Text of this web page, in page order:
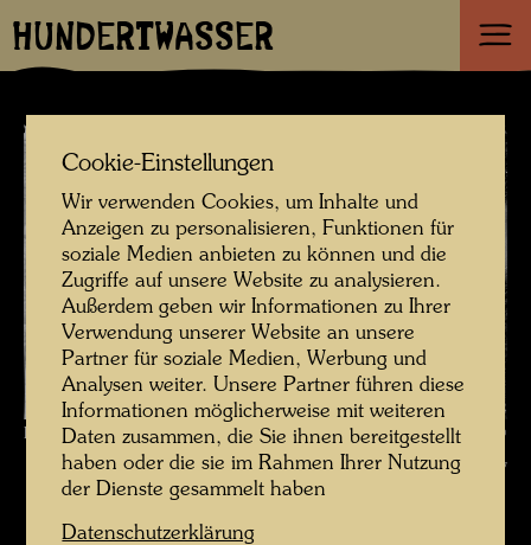
HUNDERTWASSER
Klassenfoto mit Friedrich Stowasser , Fotograf: Unbekannt Unknown ©
Hundertwasser Archiv
Kindheit und Jugend
Cookie-Einstellungen
Wir verwenden Cookies, um Inhalte und
Anzeigen zu personalisieren, Funktionen für
soziale Medien anbieten zu können und die
Zugriffe auf unsere Website zu analysieren.
Außerdem geben wir Informationen zu Ihrer
Verwendung unserer Website an unsere
Partner für soziale Medien, Werbung und
Analysen weiter. Unsere Partner führen diese
Informationen möglicherweise mit weiteren
Daten zusammen, die Sie ihnen bereitgestellt
haben oder die sie im Rahmen Ihrer Nutzung
der Dienste gesammelt haben
Datenschutzerklärung